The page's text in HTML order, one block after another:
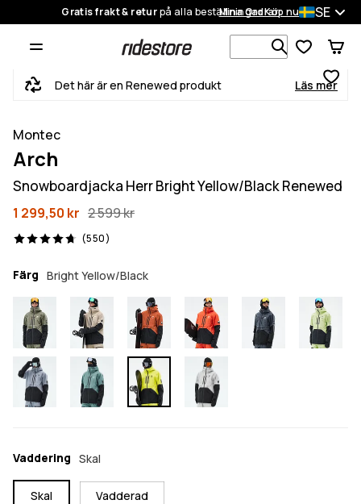
Gratis frakt & returpå alla beställningarKöp nu
Mina Ordrar SE
Sök bland
Det här är en Renewed produkt Läs mer
Montec
Arch
Snowboardjacka Herr Bright Yellow/Black Renewed
1 299,50 kr 2 599 kr
(550)
550 recensioner, 4.7/5
Färg Bright Yellow/Black
Vaddering Skal
Skal Vadderad